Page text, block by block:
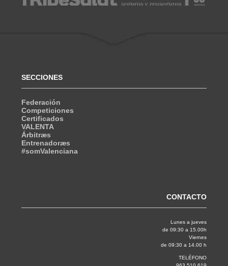
SECCIONES
Federación
Competiciones
Certificados
VALENTA
Árbitræs
Entrenadoræs
#somValenciana
CONTACTO
Lunes a jueves
de 09:30 a 15.00h
Viernes
de 09:30 a 14.00 h
TELÉFONO